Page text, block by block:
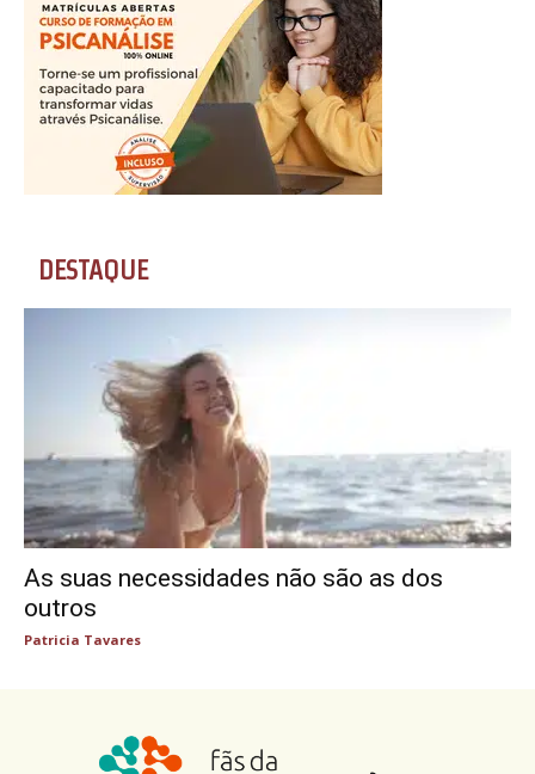
DESTAQUE
As suas necessidades não são as dos
outros
Patricia Tavares